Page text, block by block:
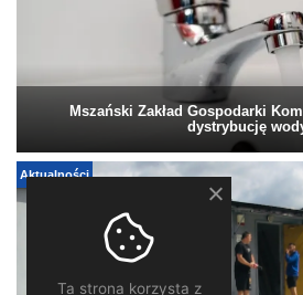
Mszański Zakład Gospodarki
dystrybucję
Aktualności
Ta strona korzysta z